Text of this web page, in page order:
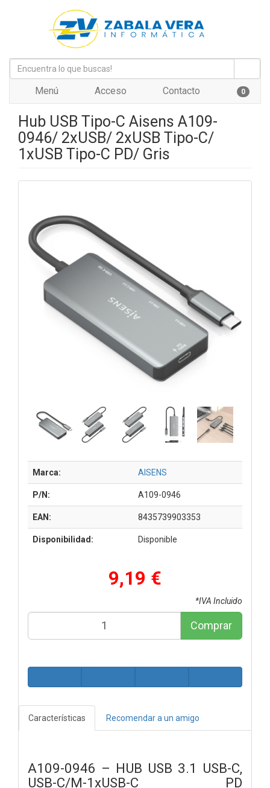
Menú Acceso Contacto 0
Hub USB Tipo-C Aisens A109-
0946/ 2xUSB/ 2xUSB Tipo-C/
1xUSB Tipo-C PD/ Gris
Marca: AISENS
P/N: A109-0946
EAN: 8435739903353
Disponibilidad: Disponible
9,19 €
*IVA Incluido
Comprar
Características Recomendar a un amigo
A109-0946 – HUB USB 3.1 USB-C,
USB-C/M-1xUSB-C PD